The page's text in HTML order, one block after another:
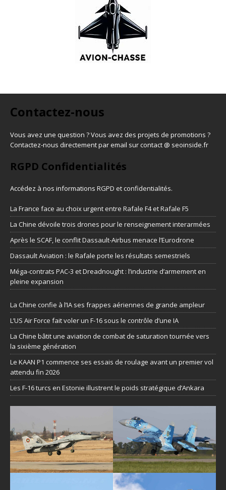
Contactez-nous
Vous avez une question ? Vous avez des projets de promotions ?
Contactez-nous directement par email sur contact @ seoinside.fr
RGPD Confidentialités
Accédez à nos informations RGPD et confidentialités.
La France face au choix urgent entre Rafale F4 et Rafale F5
La Chine dévoile trois drones pour le renseignement interarmées
Après le SCAF, le conflit Dassault-Airbus menace l’Eurodrone
Dassault Aviation : le Rafale porte les résultats semestriels
Méga-contrats PAC-3 et Dreadnought : l’industrie d’armement en
pleine expansion
La Chine confie à l’IA ses frappes aériennes de grande ampleur
L’US Air Force fait voler un F-16 sous le contrôle d’une IA
La Chine bâtit une aviation de combat de saturation tournée vers
la sixième génération
Le KAAN P1 commence ses essais de roulage avant un premier vol
attendu fin 2026
Les F-16 turcs en Estonie illustrent le poids stratégique d’Ankara